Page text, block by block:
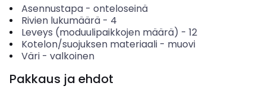
Asennustapa- onteloseinä
Rivien lukumäärä- 4
Leveys (moduulipaikkojen määrä) - 12
Kotelon/suojuksen materiaali- muovi
Väri- valkoinen
Pakkaus ja ehdot